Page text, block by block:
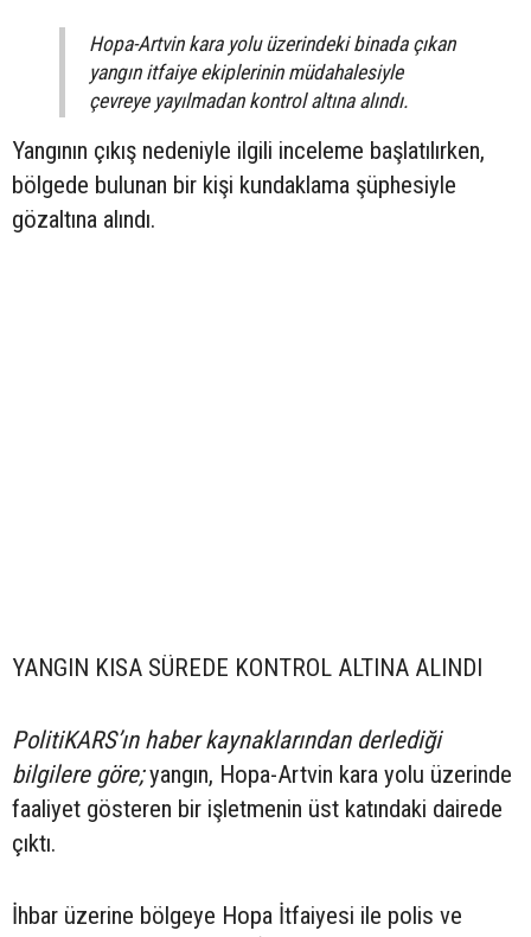
Hopa-Artvin kara yolu üzerindeki binada çıkan
yangın itfaiye ekiplerinin müdahalesiyle
çevreye yayılmadan kontrol altına alındı.
Yangının çıkış nedeniyle ilgili inceleme başlatılırken,
bölgede bulunan bir kişi kundaklama şüphesiyle
gözaltına alındı.
YANGIN KISA SÜREDE KONTROL ALTINA ALINDI
PolitiKARS’ın haber kaynaklarından derlediği
bilgilere göre;yangın, Hopa-Artvin kara yolu üzerinde
faaliyet gösteren bir işletmenin üst katındaki dairede
çıktı.
İhbar üzerine bölgeye Hopa İtfaiyesi ile polis ve